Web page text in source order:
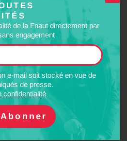
de la Fnaut directement par
engagement
e-mail soit stocké en vue de
de presse.
confidentialité
de jour, sur les lignes
lignes radiales ;
et du service auto-train ;
des bagages et des vélos, des
;
suivant l’exemple de la RENFE
réduction des recettes par voyage (-
par le gain de clientèle.